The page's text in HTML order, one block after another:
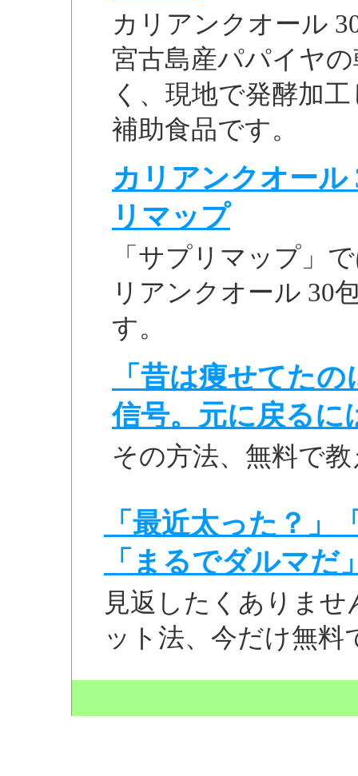
カリアンクオール
宮古島産パパイヤ
く、現地で発酵加
補助食品です。
カリアンクオール
リマップ
「サプリマップ」
リアンクオール 30
す。
「昔は痩せてた
信号。元に戻るに
その方法、無料で
「最近太った？
「まるでダルマだ
見返したくありま
ット法、今だけ無料